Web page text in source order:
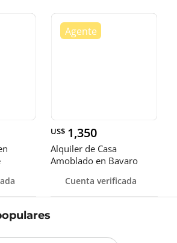
US$ 1,350
Alquiler de Casa
Amoblado en Bavaro
Cuenta verificada